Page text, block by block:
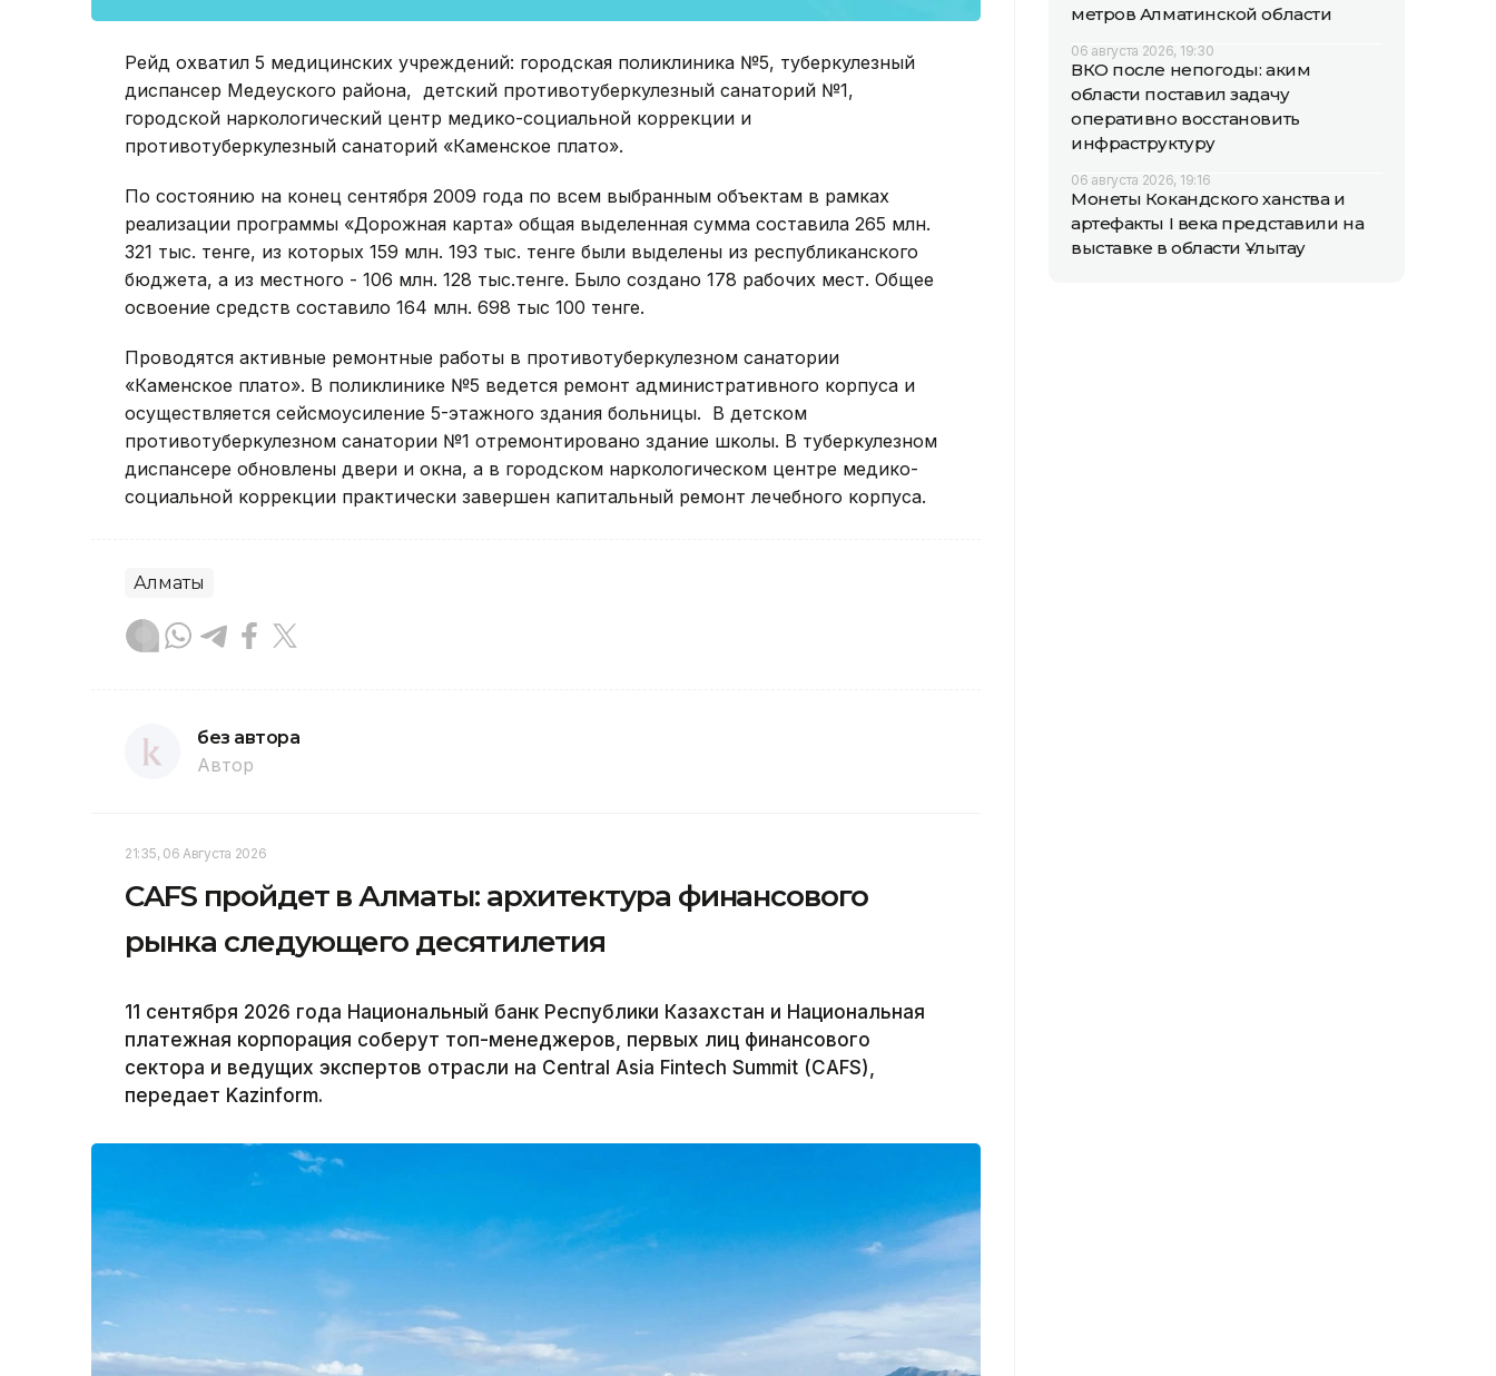
Рейд охватил 5 медицинских учреждений: городская поликлиника №5, туберкулезный
диспансер Медеуского района, детский противотуберкулезный санаторий №1,
городской наркологический центр медико-социальной коррекции и
противотуберкулезный санаторий «Каменское плато».
По состоянию на конец сентября 2009 года по всем выбранным объектам в рамках
реализации программы «Дорожная карта» общая выделенная сумма составила 265 млн.
321 тыс. тенге, из которых 159 млн. 193 тыс. тенге были выделены из республиканского
бюджета, а из местного - 106 млн. 128 тыс.тенге. Было создано 178 рабочих мест. Общее
освоение средств составило 164 млн. 698 тыс 100 тенге.
Проводятся активные ремонтные работы в противотуберкулезном санатории
«Каменское плато». В поликлинике №5 ведется ремонт административного корпуса и
осуществляется сейсмоусиление 5-этажного здания больницы. В детском
противотуберкулезном санатории №1 отремонтировано здание школы. В туберкулезном
диспансере обновлены двери и окна, а в городском наркологическом центре медико-
социальной коррекции практически завершен капитальный ремонт лечебного корпуса.
Алматы
без автора
Автор
21:35, 06 Августа 2026
CAFS пройдет в Алматы: архитектура финансового
рынка следующего десятилетия
11 сентября 2026 года Национальный банк Республики Казахстан и Национальная
платежная корпорация соберут топ-менеджеров, первых лиц финансового
сектора и ведущих экспертов отрасли на Central Asia Fintech Summit (CAFS),
передает Kazinform.
метров Алматинской области
06 августа 2026, 19:30
ВКО после непогоды: аким
области поставил задачу
оперативно восстановить
инфраструктуру
06 августа 2026, 19:16
Монеты Кокандского ханства и
артефакты I века представили на
выставке в области Ұлытау